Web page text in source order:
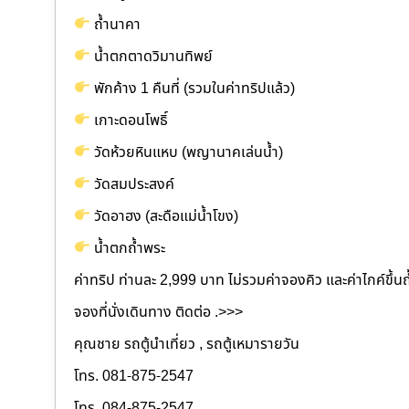
ถ้ำนาคา
น้ำตกตาดวิมานทิพย์
พักค้าง 1 คืนที่ (รวมในค่าทริปแล้ว)
เกาะดอนโพธิ์
วัดห้วยหินแหบ (พญานาคเล่นน้ำ)
วัดสมประสงค์
วัดอาฮง (สะดือแม่น้ำโขง)
น้ำตกถ้ำพระ
ค่าทริป ท่านละ 2,999 บาท ไม่รวมค่าจองคิว และค่าไกค์ขึ้น
จองที่นั่งเดินทาง ติดต่อ .>>>
คุณชาย รถตู้นำเที่ยว , รถตู้เหมารายวัน
โทร. 081-875-2547